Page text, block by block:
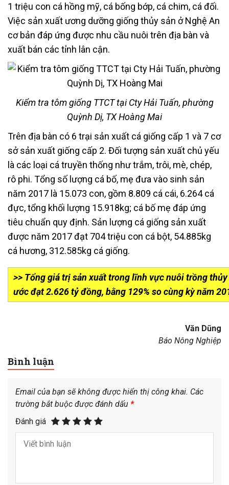
1 triệu con cá hồng mỹ, cá bống bớp, cá chim, cá đối.
Việc sản xuất ương dưỡng giống thủy sản ở Nghệ An
cơ bản đáp ứng được nhu cầu nuôi trên địa bàn và
xuất bán các tỉnh lân cận.
Kiểm tra tôm giống TTCT tại Cty Hải Tuấn, phường
Quỳnh Dị, TX Hoàng Mai
Trên địa bàn có 6 trại sản xuất cá giống cấp 1 và 7 cơ
sở sản xuất giống cấp 2. Đối tượng sản xuất chủ yếu
là các loại cá truyền thống như trắm, trôi, mè, chép,
rô phi. Tổng số lượng cá bố, mẹ đưa vào sinh sản
năm 2017 là 15.073 con, gồm 8.809 cá cái, 6.264 cá
đực, tổng khối lượng 15.918kg; cá bố mẹ đáp ứng
tiêu chuẩn quy định. Sản lượng cá giống sản xuất
được năm 2017 đạt 704 triệu con cá bột, 54.885kg
cá hương, 312.585kg cá giống.
>> Tổng giá trị sản xuất trong lĩnh vực nuôi trồng
ước đạt 2.626 tỷ đồng, bằng 129% so cùng kỳ năm
Văn Dũng
Báo Nông Nghiệp
Bình luận
Email của bạn sẽ không được hiển thị công khai. Các
trường bắt buộc được đánh dấu *
Đánh giá